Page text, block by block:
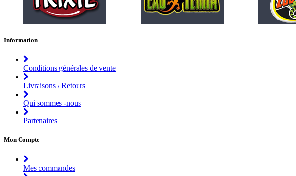
Information
Conditions générales de vente
Livraisons / Retours
Qui sommes -nous
Partenaires
Mon Compte
Mes commandes